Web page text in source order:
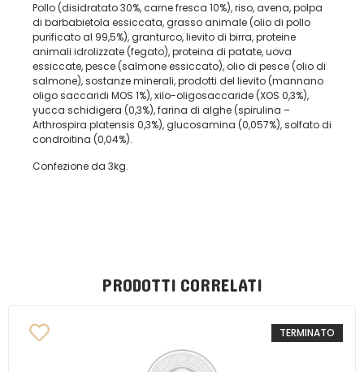
Pollo (disidratato 30%, carne fresca 10%), riso, avena, polpa
di barbabietola essiccata, grasso animale (olio di pollo
purificato al 99,5%), granturco, lievito di birra, proteine
animali idrolizzate (fegato), proteina di patate, uova
essiccate, pesce (salmone essiccato), olio di pesce (olio di
salmone), sostanze minerali, prodotti del lievito (mannano
oligo saccaridi MOS 1%), xilo-oligosaccaride (XOS 0,3%),
yucca schidigera (0,3%), farina di alghe (spirulina –
Arthrospira platensis 0,3%), glucosamina (0,057%), solfato di
condroitina (0,04%).
Confezione da 3kg.
PRODOTTI CORRELATI
TERMINATO